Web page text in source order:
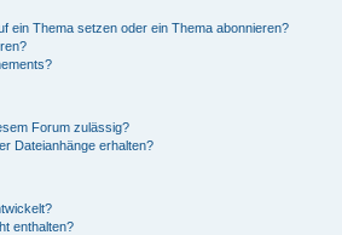
ein Thema setzen oder ein Thema abonnieren?
Forum zulässig?
Dateianhänge erhalten?
enthalten?